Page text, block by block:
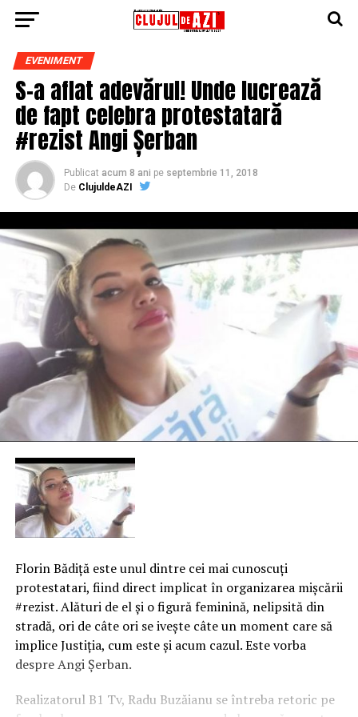
EVENIMENT
S-a aflat adevărul! Unde lucrează
de fapt celebra protestatară
#rezist Angi Șerban
Publicat acum 8 ani pe septembrie 11, 2018
De ClujuldeAZI
Florin Bădiţă este unul dintre cei mai cunoscuţi
protestatari, fiind direct implicat în organizarea mişcării
#rezist. Alături de el şi o figură feminină, nelipsită din
stradă, ori de câte ori se iveşte câte un moment care să
implice Justiţia, cum este şi acum cazul. Este vorba
despre Angi Șerban.
Realizatorul B1 Tv, Radu Buzăianu se întreba retoric pe